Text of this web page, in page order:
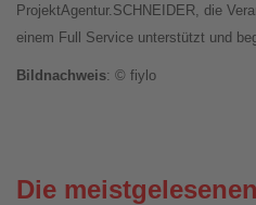
ProjektAgentur.SCHNEIDER, die
einem Full Service unterstützt und
Bildnachweis: © fiylo
Die